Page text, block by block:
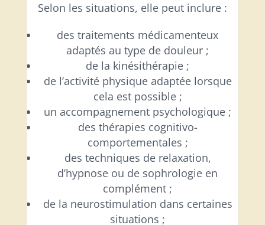
Selon les situations, elle peut inclure :
des traitements médicamenteux
adaptés au type de douleur ;
de la kinésithérapie ;
de l’activité physique adaptée lorsque
cela est possible ;
un accompagnement psychologique ;
des thérapies cognitivo-
comportementales ;
des techniques de relaxation,
d’hypnose ou de sophrologie en
complément ;
de la neurostimulation dans certaines
situations ;